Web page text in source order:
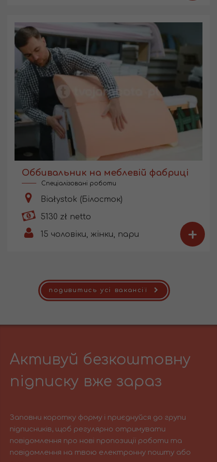
Оббивальник на меблевій фабриці
Спеціалізовані роботи
Białystok (Білосток)
5130 zł netto
15 чоловіки, жінки, пари +
подивитись усі вакансії
Активуй безкоштовну
підписку вже зараз
Заповни коротку форму і приєднуйся до групи
підписників, щоб регулярно отримувати
повідомлення про нові пропозиції роботи та
повідомлення на твою електронну пошту або